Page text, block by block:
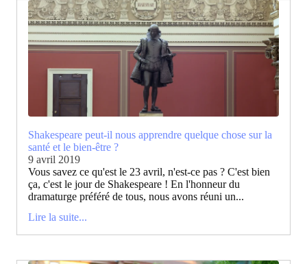
Shakespeare peut-il nous apprendre quelque chose sur la
santé et le bien-être ?
9 avril 2019
Vous savez ce qu'est le 23 avril, n'est-ce pas ? C'est bien
ça, c'est le jour de Shakespeare ! En l'honneur du
dramaturge préféré de tous, nous avons réuni un...
Lire la suite...